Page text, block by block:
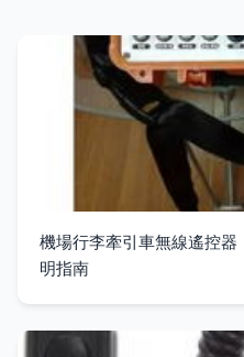
機場行李牽引車無線遙控
明指南